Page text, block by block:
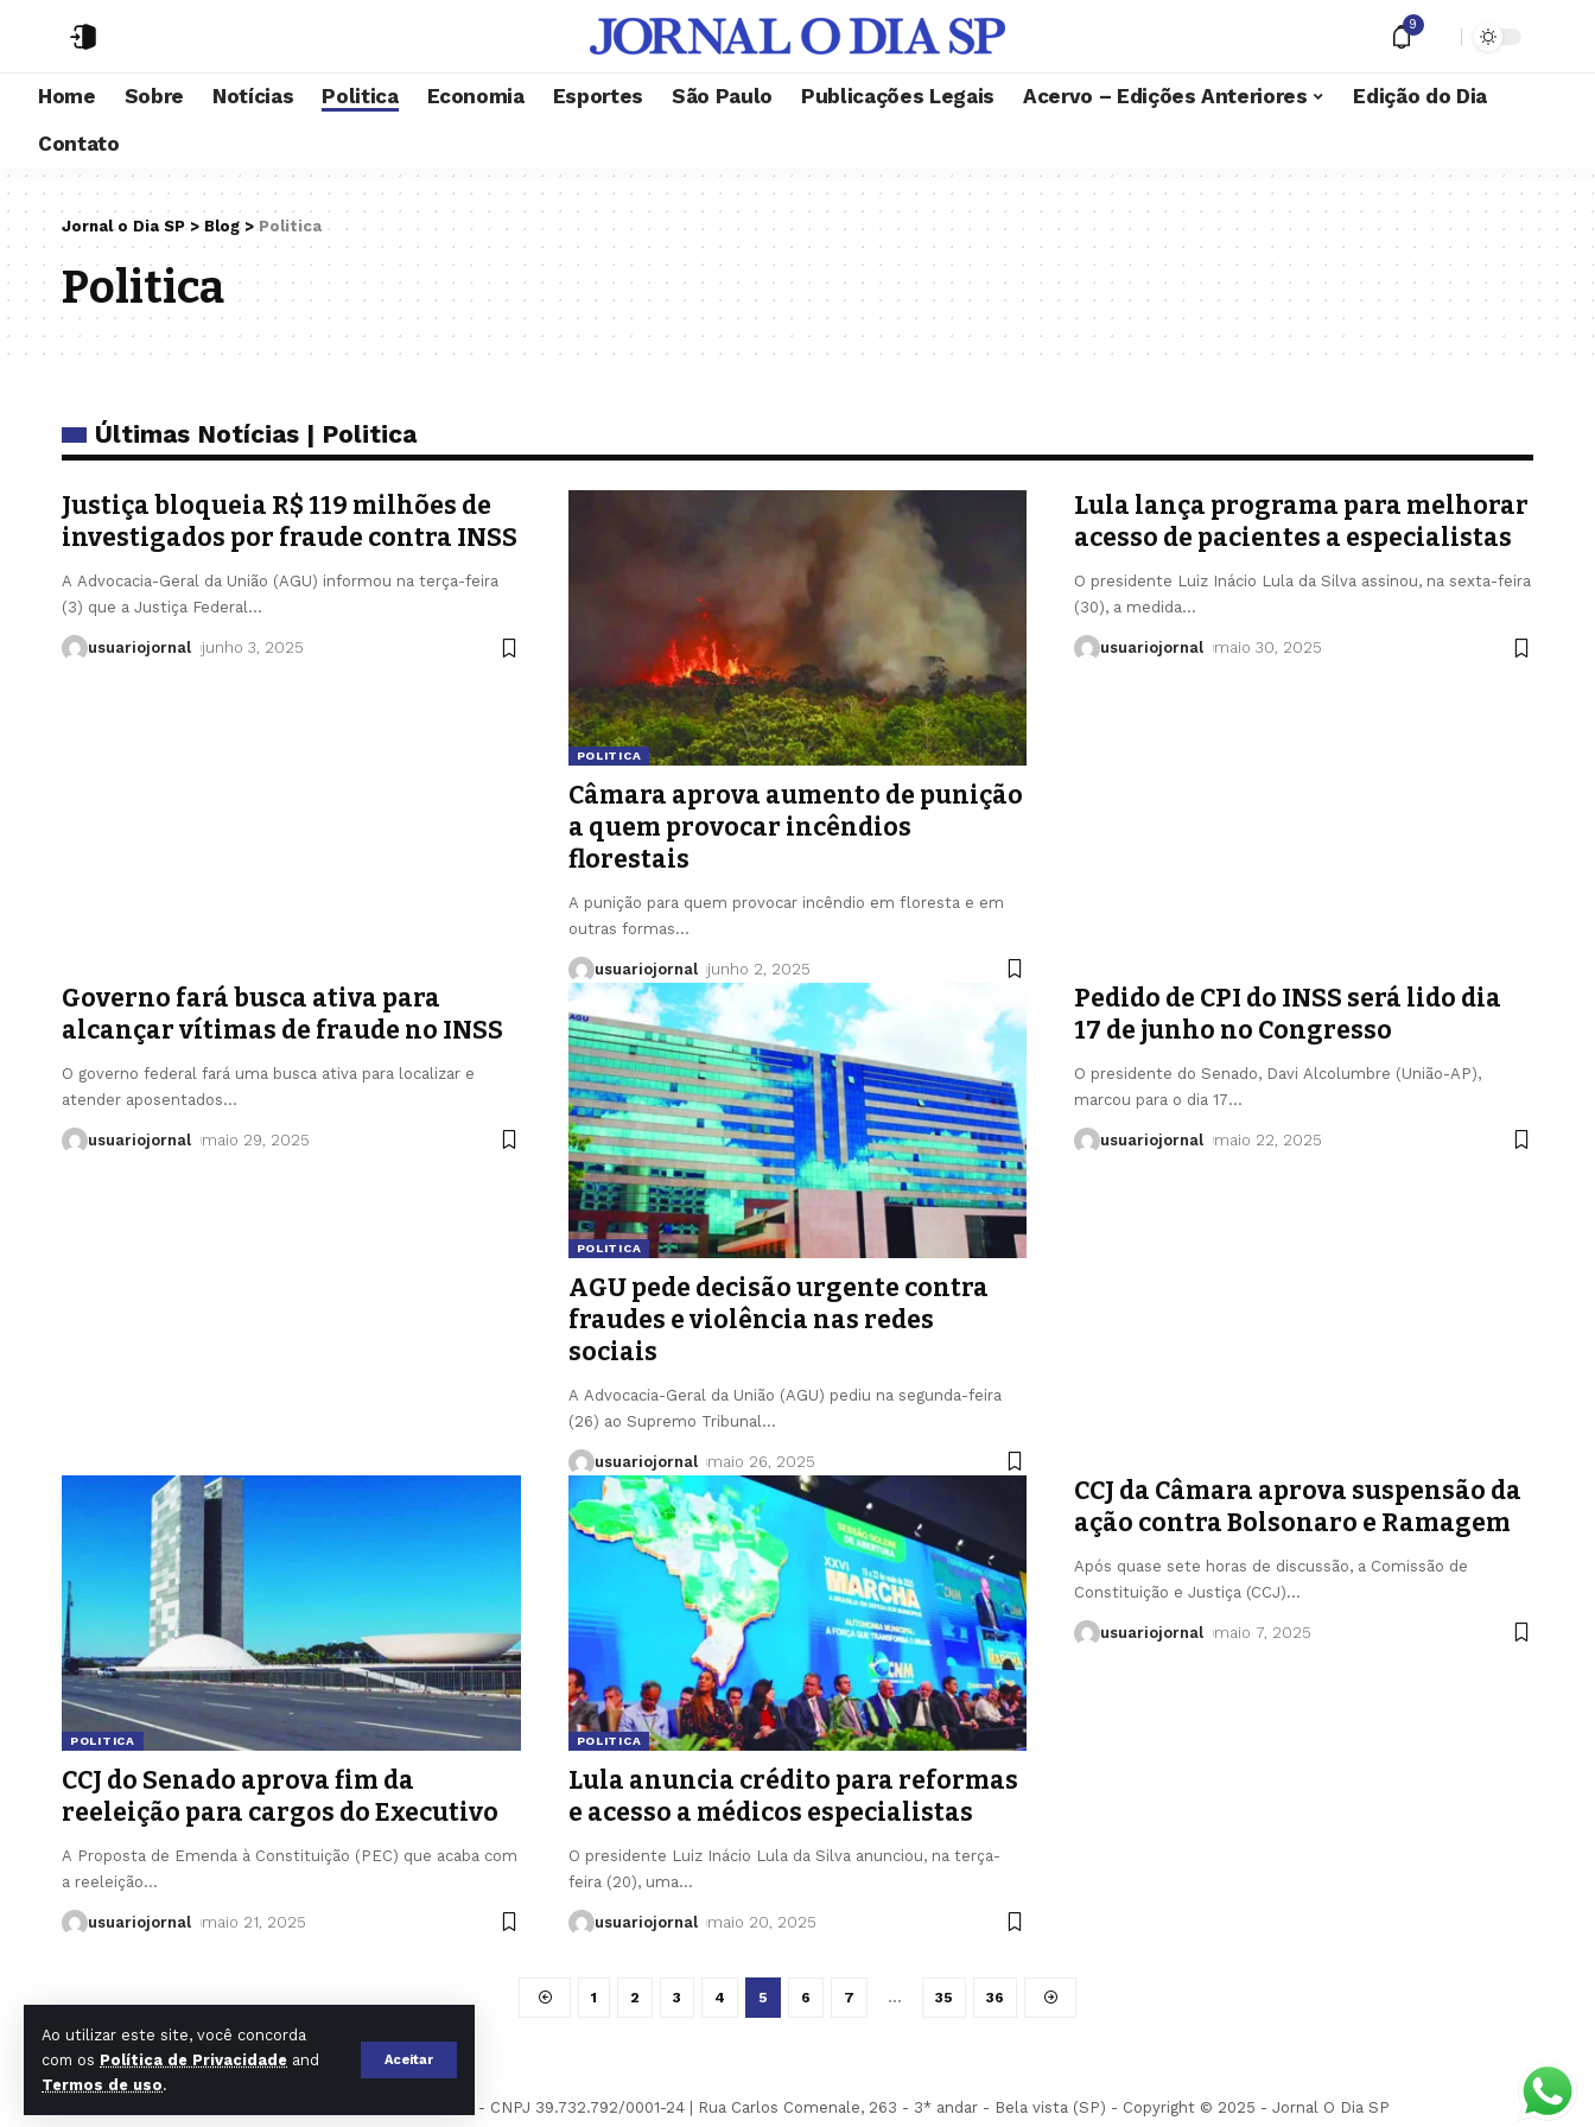
Ao utilizar este site, você concorda
com os Política de Privacidade and
Termos de uso.
Aceitar
9
Home Sobre Notícias Politica Economia Esportes São Paulo Publicações Legais Acervo – Edições Anteriores
Edição do Dia
Contato
Jornal o Dia SP>Blog>Politica
Politica
Últimas Notícias | Politica
Justiça bloqueia R$ 119 milhões de
investigados por fraude contra INSS
A Advocacia-Geral da União (AGU) informou na terça-feira
(3) que a Justiça Federal…
usuariojornal junho 3, 2025
POLITICA
Câmara aprova aumento de punição
a quem provocar incêndios
florestais
A punição para quem provocar incêndio em floresta e em
outras formas…
usuariojornal junho 2, 2025
Lula lança programa para melhorar
acesso de pacientes a especialistas
O presidente Luiz Inácio Lula da Silva assinou, na sexta-feira
(30), a medida…
usuariojornal maio 30, 2025
Governo fará busca ativa para
alcançar vítimas de fraude no INSS
O governo federal fará uma busca ativa para localizar e
atender aposentados…
usuariojornal maio 29, 2025
POLITICA
AGU pede decisão urgente contra
fraudes e violência nas redes
sociais
A Advocacia-Geral da União (AGU) pediu na segunda-feira
(26) ao Supremo Tribunal …
usuariojornal maio 26, 2025
Pedido de CPI do INSS será lido dia
17 de junho no Congresso
O presidente do Senado, Davi Alcolumbre (União-AP),
marcou para o dia 17…
usuariojornal maio 22, 2025
POLITICA
CCJ do Senado aprova fim da
reeleição para cargos do Executivo
A Proposta de Emenda à Constituição (PEC) que acaba com
a reeleição…
usuariojornal maio 21, 2025
POLITICA
Lula anuncia crédito para reformas
e acesso a médicos especialistas
O presidente Luiz Inácio Lula da Silva anunciou, na terça-
feira (20), uma…
usuariojornal maio 20, 2025
CCJ da Câmara aprova suspensão da
ação contra Bolsonaro e Ramagem
Após quase sete horas de discussão, a Comissão de
Constituição e Justiça (CCJ)…
usuariojornal maio 7, 2025
1 2 3 4 5 6 7 … 35 36
O DIA DE SP EDITORA E AGENCIA DE NOTICIAS LTDA - CNPJ 39.732.792/0001-24 | Rua Carlos Comenale, 263 - 3* andar - Bela vista (SP) - Copyright © 2025 - Jornal O Dia SP